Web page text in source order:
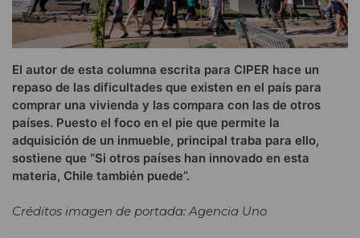
El autor de esta columna escrita para CIPER hace un
repaso de las dificultades que existen en el país para
comprar una vivienda y las compara con las de otros
países. Puesto el foco en el pie que permite la
adquisición de un inmueble, principal traba para ello,
sostiene que “Si otros países han innovado en esta
materia, Chile también puede”.
Créditos imagen de portada: Agencia Uno